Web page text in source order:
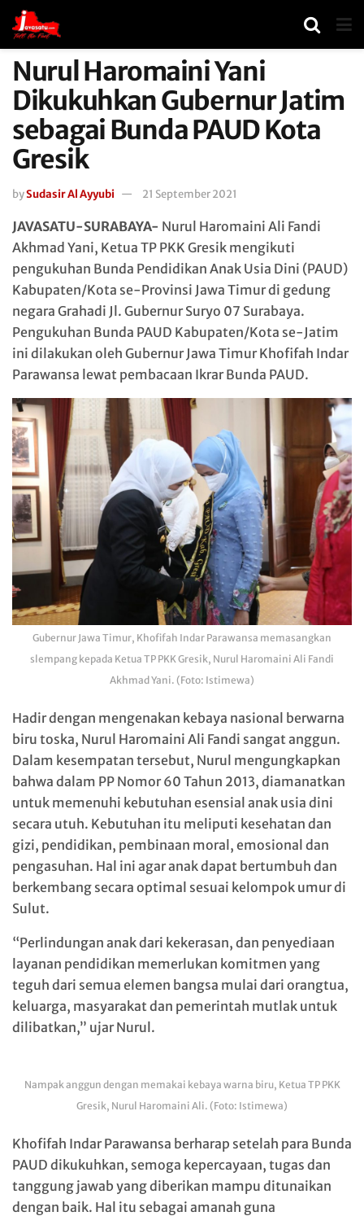
Nurul Haromaini Yani
Dikukuhkan Gubernur Jatim
sebagai Bunda PAUD Kota
Gresik
bySudasir Al Ayyubi 21 September 2021
JAVASATU-SURABAYA- Nurul Haromaini Ali Fandi
Akhmad Yani, Ketua TP PKK Gresik mengikuti
pengukuhan Bunda Pendidikan Anak Usia Dini (PAUD)
Kabupaten/Kota se-Provinsi Jawa Timur di gedung
negara Grahadi Jl. Gubernur Suryo 07 Surabaya.
Pengukuhan Bunda PAUD Kabupaten/Kota se-Jatim
ini dilakukan oleh Gubernur Jawa Timur Khofifah Indar
Parawansa lewat pembacaan Ikrar Bunda PAUD.
Gubernur Jawa Timur, Khofifah Indar Parawansa memasangkan
slempang kepada Ketua TP PKK Gresik, Nurul Haromaini Ali Fandi
Akhmad Yani. (Foto: Istimewa)
Hadir dengan mengenakan kebaya nasional berwarna
biru toska, Nurul Haromaini Ali Fandi sangat anggun.
Dalam kesempatan tersebut, Nurul mengungkapkan
bahwa dalam PP Nomor 60 Tahun 2013, diamanatkan
untuk memenuhi kebutuhan esensial anak usia dini
secara utuh. Kebutuhan itu meliputi kesehatan dan
gizi, pendidikan, pembinaan moral, emosional dan
pengasuhan. Hal ini agar anak dapat bertumbuh dan
berkembang secara optimal sesuai kelompok umur di
Sulut.
“Perlindungan anak dari kekerasan, dan penyediaan
layanan pendidikan memerlukan komitmen yang
teguh dari semua elemen bangsa mulai dari orangtua,
keluarga, masyarakat dan pemerintah mutlak untuk
dilibatkan,” ujar Nurul.
Nampak anggun dengan memakai kebaya warna biru, Ketua TP PKK
Gresik, Nurul Haromaini Ali. (Foto: Istimewa)
Khofifah Indar Parawansa berharap setelah para Bunda
PAUD dikukuhkan, semoga kepercayaan, tugas dan
tanggung jawab yang diberikan mampu ditunaikan
dengan baik. Hal itu sebagai amanah guna